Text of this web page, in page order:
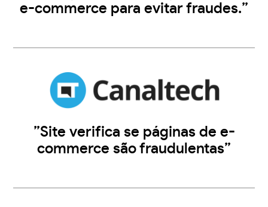
e-commerce para evitar fraudes.”
”Site verifica se páginas de e-
commerce são fraudulentas”